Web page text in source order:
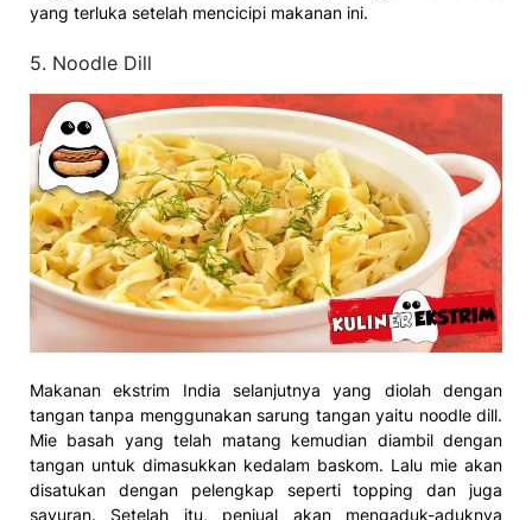
yang terluka setelah mencicipi makanan ini.
5. Noodle Dill
Makanan ekstrim India selanjutnya yang diolah dengan
tangan tanpa menggunakan sarung tangan yaitu noodle dill.
Mie basah yang telah matang kemudian diambil dengan
tangan untuk dimasukkan kedalam baskom. Lalu mie akan
disatukan dengan pelengkap seperti topping dan juga
sayuran. Setelah itu, penjual akan mengaduk-aduknya